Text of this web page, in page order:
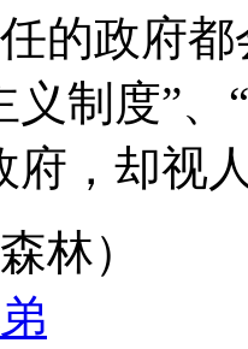
的政府
义制度”
府，却视
林）